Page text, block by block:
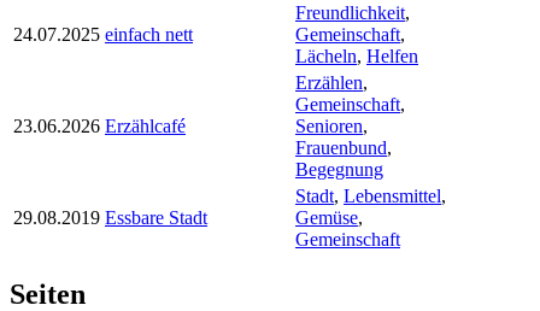
24.07.2025 einfach nett
Freundlichkeit,
Gemeinschaft,
Lächeln, Helfen
23.06.2026 Erzählcafé
Erzählen,
Gemeinschaft,
Senioren,
Frauenbund,
Begegnung
29.08.2019 Essbare Stadt
Stadt, Lebensmittel,
Gemüse,
Gemeinschaft
Seiten